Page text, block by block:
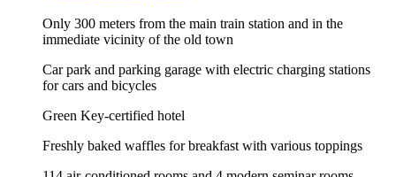
Only 300 meters from the main train station and in the
immediate vicinity of the old town
Car park and parking garage with electric charging stations
for cars and bicycles
Green Key-certified hotel
Freshly baked waffles for breakfast with various toppings